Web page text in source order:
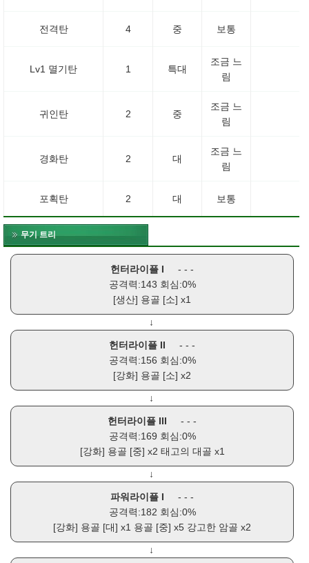
전격탄 4 중 보통
Lv1 멸기탄 1 특대
조금 느
림
귀인탄 2 중
조금 느
림
경화탄 2 대
조금 느
림
포획탄 2 대 보통
무기 트리
헌터라이플 I
- - -
공격력:143 회심:0%
[생산] 용골 [소] x1
↓
헌터라이플 II
- - -
공격력:156 회심:0%
[강화] 용골 [소] x2
↓
헌터라이플 III
- - -
공격력:169 회심:0%
[강화] 용골 [중] x2 태고의 대골 x1
↓
파워라이플 I
- - -
공격력:182 회심:0%
[강화] 용골 [대] x1 용골 [중] x5 강고한 암골 x2
↓